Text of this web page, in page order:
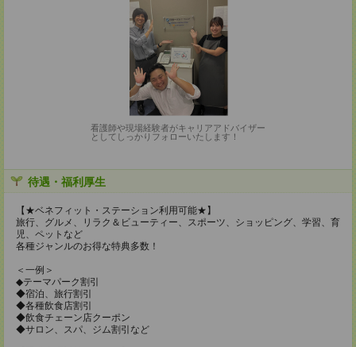
看護師や現場経験者がキャリアアドバイザー
としてしっかりフォローいたします！
待遇・福利厚生
【★ベネフィット・ステーション利用可能★】
旅行、グルメ、リラク＆ビューティー、スポーツ、ショッピング、学習、育
児、ペットなど
各種ジャンルのお得な特典多数！
＜一例＞
◆テーマパーク割引
◆宿泊、旅行割引
◆各種飲食店割引
◆飲食チェーン店クーポン
◆サロン、スパ、ジム割引など